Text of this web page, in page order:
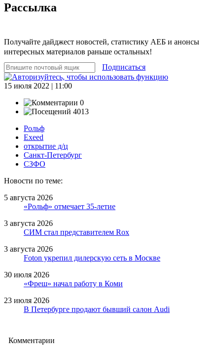
Рассылка
Получайте дайджест новостей, статистику АЕБ и анонсы
интересных материалов раньше остальных!
Подписаться
15 июля 2022 | 11:00
0
4013
Рольф
Exeed
открытие д/ц
Санкт-Петербург
СЗФО
Новости по теме:
5 августа 2026
«Рольф» отмечает 35-летие
3 августа 2026
СИМ стал представителем Rox
3 августа 2026
Foton укрепил дилерскую сеть в Москве
30 июля 2026
«Фреш» начал работу в Коми
23 июля 2026
В Петербурге продают бывший салон Audi
Комментарии